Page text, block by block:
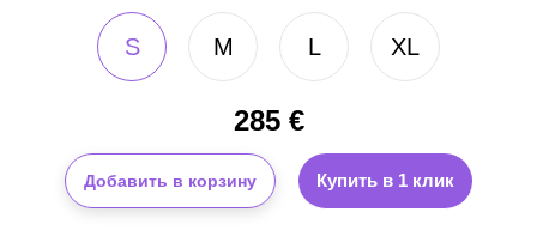
S M L XL
285€
Добавить в корзину Купить в 1 клик